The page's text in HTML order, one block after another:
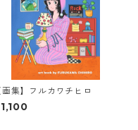
画集】フルカワチヒロ